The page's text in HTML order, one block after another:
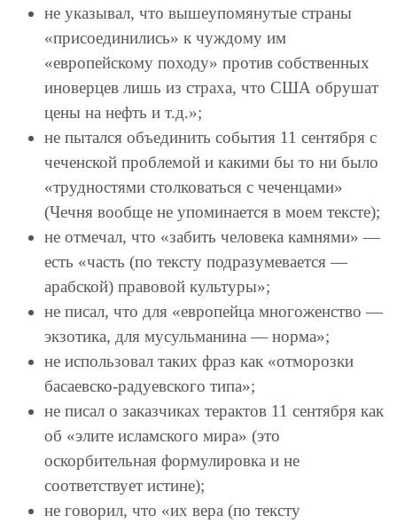
не указывал, что вышеупомянутые страны
«присоединились» к чуждому им
«европейскому походу» против собственных
иноверцев лишь из страха, что США обрушат
цены на нефть и т.д.»;
не пытался объединить события 11 сентября с
чеченской проблемой и какими бы то ни было
«трудностями столковаться с чеченцами»
(Чечня вообще не упоминается в моем тексте);
не отмечал, что «забить человека камнями» —
есть «часть (по тексту подразумевается —
арабской) правовой культуры»;
не писал, что для «европейца многоженство —
экзотика, для мусульманина — норма»;
не использовал таких фраз как «отморозки
басаевско-радуевского типа»;
не писал о заказчиках терактов 11 сентября как
об «элите исламского мира» (это
оскорбительная формулировка и не
соответствует истине);
не говорил, что «их вера (по тексту